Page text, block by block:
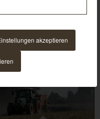
akzeptieren
Naturgips 0-2 feucht